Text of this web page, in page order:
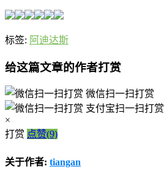
标签: 阿迪达斯
给这篇文章的作者打赏
微信扫一扫打赏
支付宝扫一扫打赏
×
打赏 点赞(9)
关于作者: tiangan